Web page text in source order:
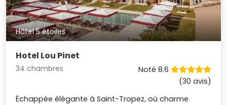
Hôtel 5 étoiles
Hotel Lou Pinet
34 chambres
Noté 8.6
(30 avis)
Échappée élégante à Saint-Tropez, où charme